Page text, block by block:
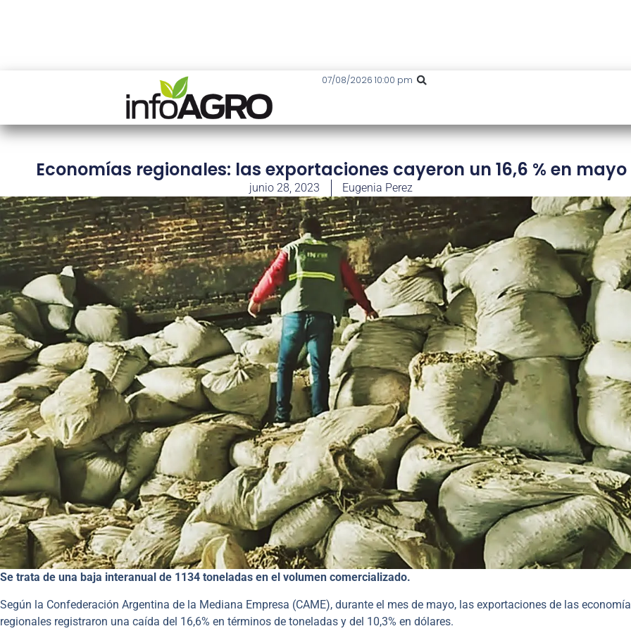
07/08/2026 10:00 pm
Economías regionales: las exportaciones cayeron un 16,6 % en mayo
junio 28, 2023 Eugenia Perez
Se trata de una baja interanual de 1134 toneladas en el volumen comercializado.
Según la Confederación Argentina de la Mediana Empresa (CAME), durante el mes de mayo, las exportaciones de las
regionales registraron una caída del 16,6% en términos de toneladas y del 10,3% en dólares.